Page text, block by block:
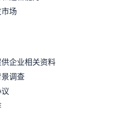
场
企业相关资料
调查